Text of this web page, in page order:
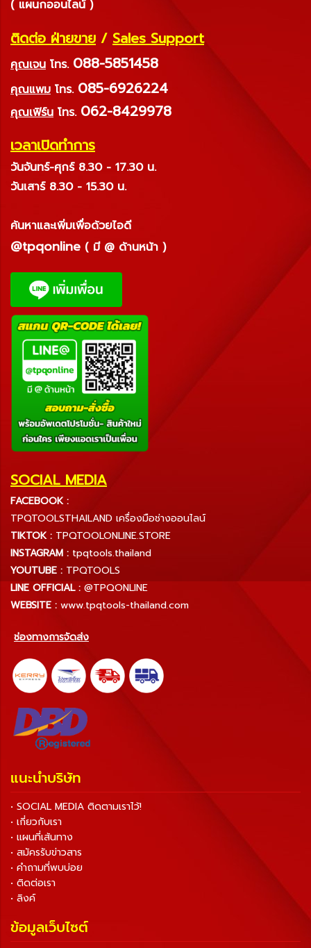
( แผนกออนไลน์ )
ติดต่อ ฝ่ายขาย / Sales Support
คุณเจน โทร. 088-5851458
คุณแพม โทร. 085-6926224
คุณเฟิร์น โทร. 062-8429978
เวลาเปิดทำการ
วันจันทร์-ศุกร์ 8.30 - 17.30 น.
วันเสาร์ 8.30 - 15.30 น.
ค้นหาและเพิ่มเพื่อด้วยไอดี
@tpqonline ( มี @ ด้านหน้า )
SOCIAL MEDIA
FACEBOOK :
TPQTOOLSTHAILAND เครื่องมือช่างออนไลน์
TIKTOK : TPQTOOLONLINE.STORE
INSTAGRAM : tpqtools.thailand
YOUTUBE : TPQTOOLS
LINE OFFICIAL : @TPQONLINE
WEBSITE : www.tpqtools-thailand.com
ช่องทางการจัดส่ง
แนะนำบริษัท
• SOCIAL MEDIA ติดตามเราไว้!
• เกี่ยวกับเรา
• แผนที่เส้นทาง
• สมัครรับข่าวสาร
• คำถามที่พบบ่อย
• ติดต่อเรา
• ลิงค์
ข้อมูลเว็บไซต์